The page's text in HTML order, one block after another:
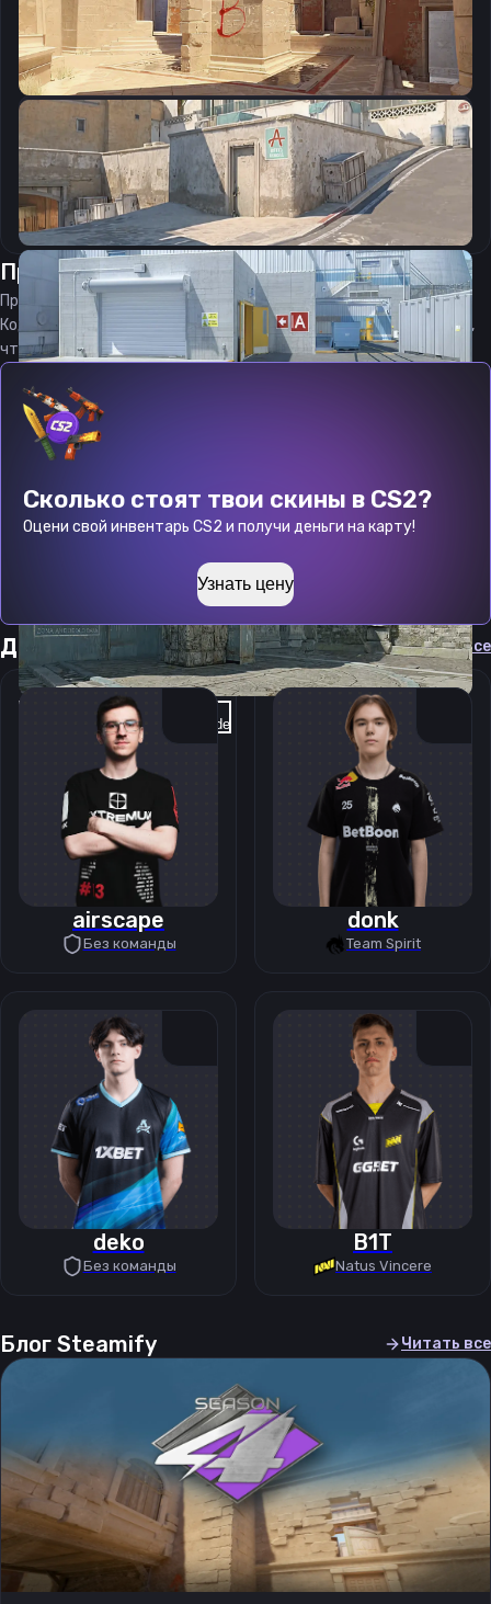
Previous slide Next slide
CSGO-YRc9Q-PvXwd-Qn3mT-y3Zok-jCdRF
Скопировать
ПрицелЭмилияКЬЮЭЙКЬЮот08.08.2026
Прицел EmiliaQAQ является актуальным на08.08.2026
Код прицела
CS 2 стараемся еженедельно обновлять,
чтобы вы могли играть с актуальными настройками игрока.
Сколько стоят твои скины в CS2?
Оцени свой инвентарь CS2 и получи деньги на карту!
Узнать цену
Другие прицелы Cмотреть все
airscape
Без команды
donk
Team Spirit
deko
Без команды
B1T
Natus Vincere
Блог Steamify Читать все